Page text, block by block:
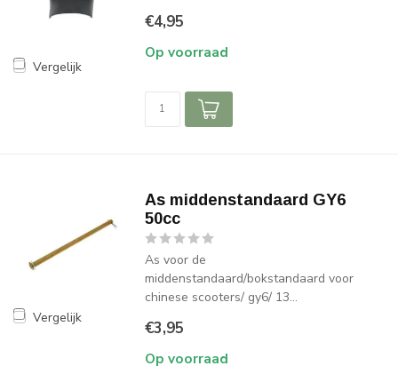
Vergelijk
€4,95
Op voorraad
Vergelijk
As middenstandaard GY6
50cc
As voor de
middenstandaard/bokstandaard voor
chinese scooters/ gy6/ 13...
€3,95
Op voorraad